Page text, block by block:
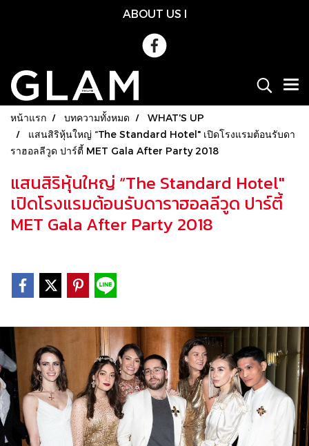
ABOUT US l
หน้าแรก บทความทั้งหมด
WHAT'S UP
แสนสิริหุ้นใหญ่ “The Standard Hotel" เปิดโรงแรมต้อนรับดา
ราฮอลลีวูด ปาร์ตี้ MET Gala After Party 2018
แสนสิริหุ้นใหญ่ “The Standard Hotel"
เปิดโรงแรมต้อนรับดาราฮอลลีวูด ปาร์ตี้
MET Gala After Party 2018